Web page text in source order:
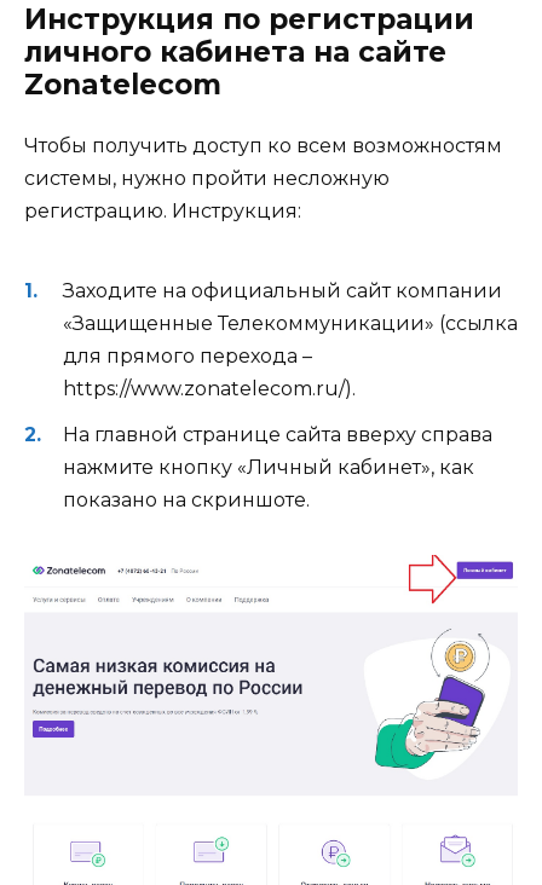
Инструкция по регистрации
личного кабинета на сайте
Zonatelecom
Чтобы получить доступ ко всем возможностям
системы, нужно пройти несложную
регистрацию. Инструкция:
Заходите на официальный сайт компании
«Защищенные Телекоммуникации» (ссылка
для прямого перехода –
https://www.zonatelecom.ru/).
На главной странице сайта вверху справа
нажмите кнопку «Личный кабинет», как
показано на скриншоте.